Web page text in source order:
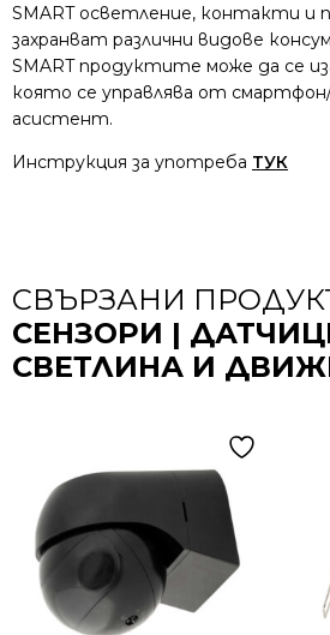
SMART осветление, контакти и
захранват различни видове
SMART продуктите може да се
която се управлява от
асистент.
Инструкция за употреба ТУК
СВЪРЗАНИ
СЕНЗОРИ |
СВЕТЛИНА И